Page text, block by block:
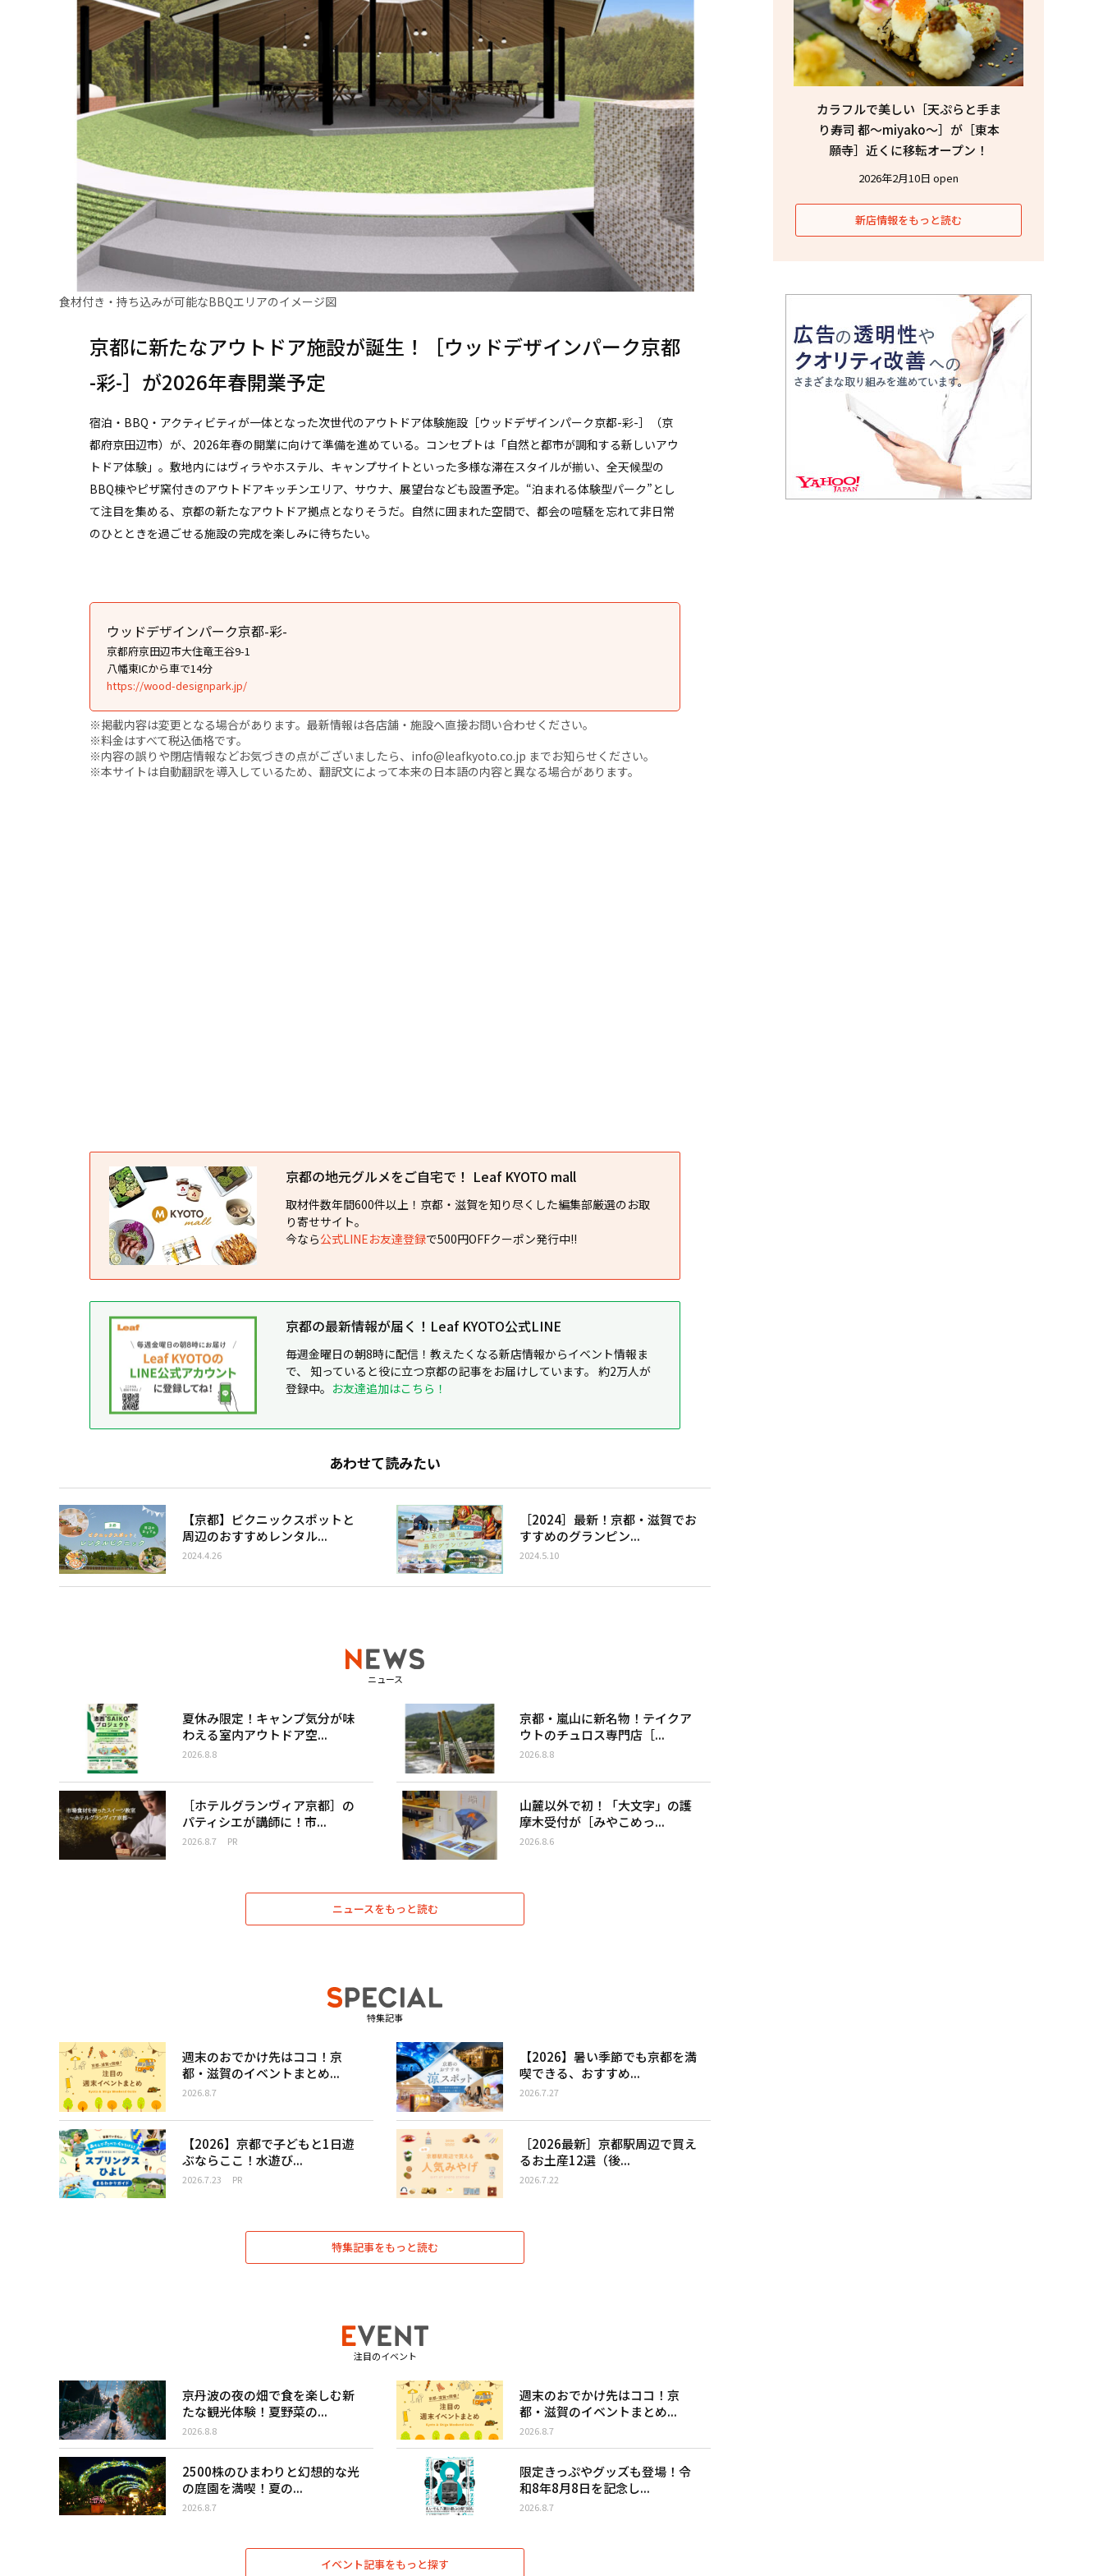
食材付き・持ち込みが可能なBBQエリアのイメージ図
京都に新たなアウトドア施設が誕生！［ウッドデザインパーク京都
-彩-］が2026年春開業予定
宿泊・BBQ・アクティビティが一体となった次世代のアウトドア体験施設［ウッドデザインパーク京都-彩-］（京
都府京田辺市）が、2026年春の開業に向けて準備を進めている。コンセプトは「自然と都市が調和する新しいアウ
トドア体験」。敷地内にはヴィラやホステル、キャンプサイトといった多様な滞在スタイルが揃い、全天候型の
BBQ棟やピザ窯付きのアウトドアキッチンエリア、サウナ、展望台なども設置予定。“泊まれる体験型パーク”とし
て注目を集める、京都の新たなアウトドア拠点となりそうだ。自然に囲まれた空間で、都会の喧騒を忘れて非日常
のひとときを過ごせる施設の完成を楽しみに待ちたい。
ウッドデザインパーク京都-彩-
京都府京田辺市大住竜王谷9-1
八幡東ICから車で14分
https://wood-designpark.jp/
※掲載内容は変更となる場合があります。最新情報は各店舗・施設へ直接お問い合わせください。
※料金はすべて税込価格です。
※内容の誤りや閉店情報などお気づきの点がございましたら、info@leafkyoto.co.jp までお知らせください。
※本サイトは自動翻訳を導入しているため、翻訳文によって本来の日本語の内容と異なる場合があります。
京都の地元グルメをご自宅で！ Leaf KYOTO mall
取材件数年間600件以上！京都・滋賀を知り尽くした編集部厳選のお取
り寄せサイト。
今なら公式LINEお友達登録で500円OFFクーポン発行中!!
京都の最新情報が届く！Leaf KYOTO公式LINE
毎週金曜日の朝8時に配信！教えたくなる新店情報からイベント情報ま
で、 知っていると役に立つ京都の記事をお届けしています。 約2万人が
登録中。 お友達追加はこちら！
あわせて読みたい
【京都】ピクニックスポットと
周辺のおすすめレンタル...
2024.4.26
［2024］最新！京都・滋賀でお
すすめのグランピン...
2024.5.10
ニュース
夏休み限定！キャンプ気分が味
わえる室内アウトドア空...
2026.8.8
京都・嵐山に新名物！テイクア
ウトのチュロス専門店［...
2026.8.8
［ホテルグランヴィア京都］の
パティシエが講師に！市...
2026.8.7 PR
山麓以外で初！「大文字」の護
摩木受付が［みやこめっ...
2026.8.6
ニュースをもっと読む
特集記事
週末のおでかけ先はココ！京
都・滋賀のイベントまとめ...
2026.8.7
【2026】暑い季節でも京都を満
喫できる、おすすめ...
2026.7.27
【2026】京都で子どもと1日遊
ぶならここ！水遊び...
2026.7.23 PR
［2026最新］京都駅周辺で買え
るお土産12選（後...
2026.7.22
特集記事をもっと読む
注目のイベント
京丹波の夜の畑で食を楽しむ新
たな観光体験！夏野菜の...
2026.8.8
週末のおでかけ先はココ！京
都・滋賀のイベントまとめ...
2026.8.7
2500株のひまわりと幻想的な光
の庭園を満喫！夏の...
2026.8.7
限定きっぷやグッズも登場！令
和8年8月8日を記念し...
2026.8.7
イベント記事をもっと探す
カラフルで美しい［天ぷらと手ま
り寿司 都〜miyako〜］が［東本
願寺］近くに移転オープン！
2026年2月10日 open
新店情報をもっと読む